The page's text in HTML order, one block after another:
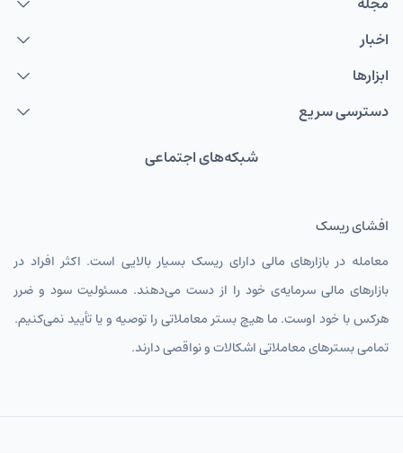
اخبار
ابزارها
دسترسی سریع
شبکه‌های اجتماعی
افشای ریسک
معامله در بازارهای مالی دارای ریسک بسیار بالایی است. اکثر افراد در
بازارهای مالی سرمایه‌ی خود را از دست می‌دهند. مسئولیت سود و ضرر
هرکس با خود اوست. ما هیچ بستر معاملاتی را توصیه و یا تأیید نمی‌کنیم.
تمامی بسترهای معاملاتی اشکالات و نواقصی دارند.